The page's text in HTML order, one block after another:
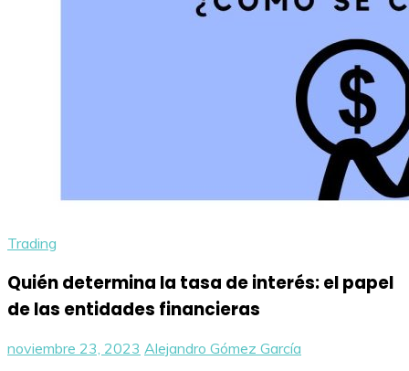
Trading
Quién determina la tasa de interés: el papel
de las entidades financieras
noviembre 23, 2023 Alejandro Gómez García